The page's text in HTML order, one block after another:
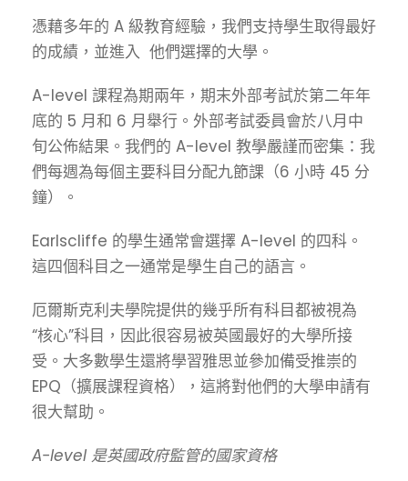
憑藉多年的 A 級教育經驗，我們支持學生取得最好
的成績，並進入 他們選擇的大學。
A-level 課程為期兩年，期末外部考試於第二年年
底的 5 月和 6 月舉行。外部考試委員會於八月中
旬公佈結果。我們的 A-level 教學嚴謹而密集：我
們每週為每個主要科目分配九節課（6 小時 45 分
鐘）。
Earlscliffe 的學生通常會選擇 A-level 的四科。
這四個科目之一通常是學生自己的語言。
厄爾斯克利夫學院提供的幾乎所有科目都被視為
“核心”科目，因此很容易被英國最好的大學所接
受。大多數學生還將學習雅思並參加備受推崇的
EPQ（擴展課程資格），這將對他們的大學申請有
很大幫助。
A-level 是英國政府監管的國家資格